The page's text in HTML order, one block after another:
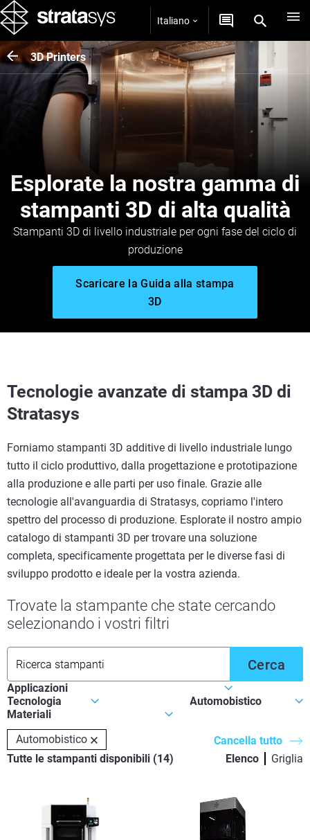
Italiano
3D Printers
Esplorate la nostra gamma di
stampanti 3D di alta qualità
Stampanti 3D di livello industriale per ogni fase del ciclo di
produzione
Scaricare la Guida alla stampa
3D
Tecnologie avanzate di stampa 3D di
Stratasys
Forniamo stampanti 3D additive di livello industriale lungo
tutto il ciclo produttivo, dalla progettazione e prototipazione
alla produzione e alle parti per uso finale. Grazie alle
tecnologie all'avanguardia di Stratasys, copriamo l'intero
spettro del processo di produzione. Esplorate il nostro ampio
catalogo di stampanti 3D per trovare una soluzione
completa, specificamente progettata per le diverse fasi di
sviluppo prodotto e ideale per la vostra azienda.
Trovate la stampante che state cercando
selezionando i vostri filtri
Cerca
Tutte le stampanti disponibili (14)
Automobistico
Cancella tutto
Elenco
Griglia